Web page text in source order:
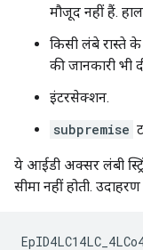
मौजूद नहीं हैं.
किसी लंबे रास्ते
की जानकारी भी
इंटरसेक्शन.
subpremise
ये आईडी अक्सर लंबी
सीमा नहीं होती.